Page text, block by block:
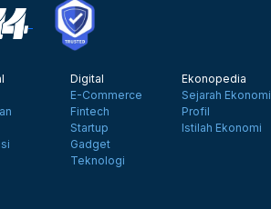
Digital
E-Commerce
Fintech
Startup
Gadget
Teknologi
Ekonopedia
Sejarah Ekonomi
Profil
Istilah Ekonomi